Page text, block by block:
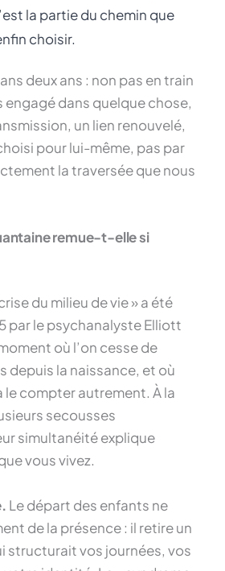
la partie du chemin que
choisir.
deux ans : non pas en train
engagé dans quelque chose,
un lien renouvelé,
pour lui-même, pas par
la traversée que nous
remue-t-elle si
du milieu de vie » a été
par le psychanalyste Elliott
où l’on cesse de
depuis la naissance, et où
le compter autrement. À la
secousses
simultanéité explique
vous vivez.
Le départ des enfants ne
de la présence : il retire un
structurait vos journées, vos